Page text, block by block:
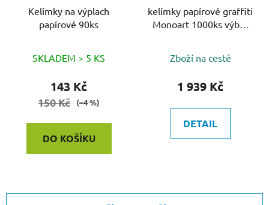
Kelímky na výplach
papírové 90ks
SKLADEM > 5 KS
143 Kč
150 Kč (–4 %)
DO KOŠÍKU
kelímky papírové graffiti
Monoart 1000ks výběr
Zboží na cestě
1 939 Kč
DETAIL